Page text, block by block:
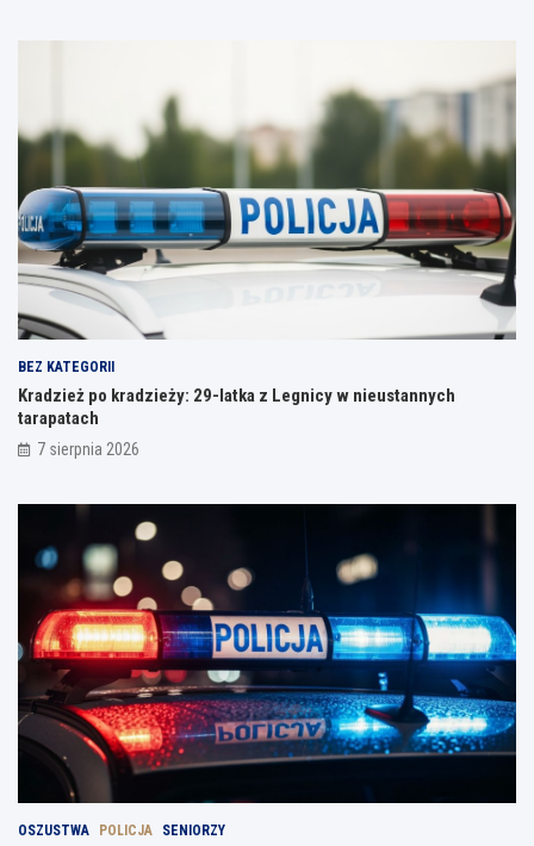
BEZ KATEGORII
Kradzież po kradzieży: 29-latka z Legnicy w nieustannych
tarapatach
7 sierpnia 2026
OSZUSTWA POLICJA SENIORZY